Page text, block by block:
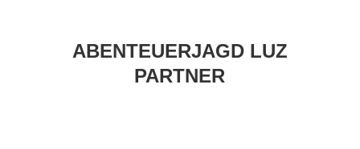
ABENTEUERJAGD LUZ
PARTNER